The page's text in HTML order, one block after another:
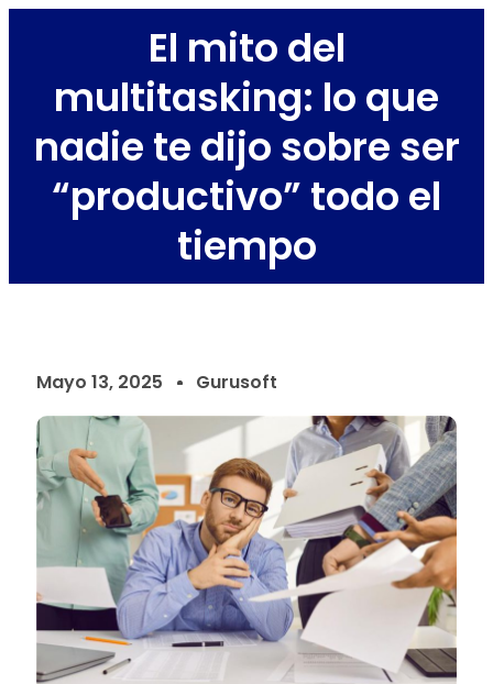
El mito del
multitasking: lo que
nadie te dijo sobre ser
“productivo” todo el
tiempo
Mayo 13, 2025 Gurusoft